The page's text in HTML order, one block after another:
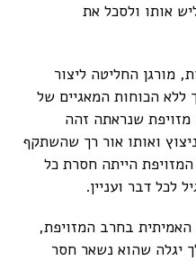
אותו ולסכל את
מורגן החליטה ליצור
הכוחות המאגיים של
שנראתה זהה
ואותו אור רך שהשתקף
הייתה חסרת כל
לכל דבר ועניין.
בחרב המזויפת,
יגלה שהוא נשאר חסר